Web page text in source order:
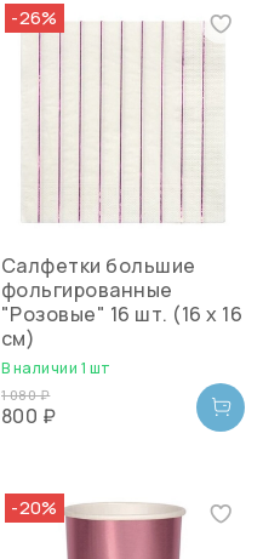
-26%
Салфетки большие
фольгированные
"Розовые" 16 шт. (16 х 16
см)
В наличии 1 шт
1 080 ₽
800 ₽
-20%